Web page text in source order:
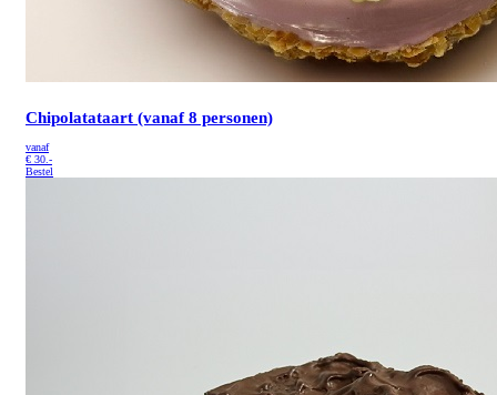
Chipolatataart (vanaf 8 personen)
vanaf
€ 30.-
Bestel